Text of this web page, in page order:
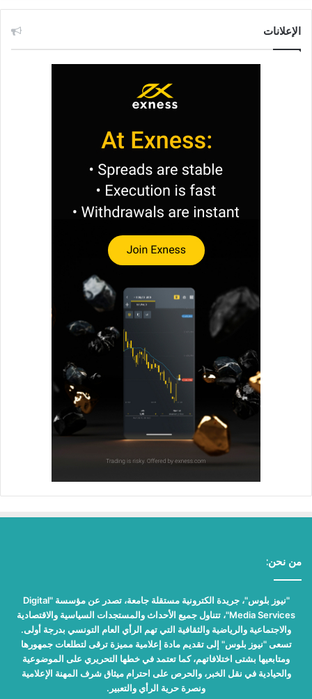
الإعلانات
من نحن:
"نيوز بلوس"، جريدة الكترونية مستقلة جامعة، تصدر عن مؤسسة "Digital
Media Services"، تتناول جميع الأحداث والمستجدات السياسية والاقتصادية
والاجتماعية والرياضية والثقافية التي تهم الرأي العام التونسي بدرجة أولى.
تسعى "نيوز بلوس" إلى تقديم مادة إعلامية مميزة ترقى لتطلعات جمهورها
ومتابعيها بشتى اختلافاتهم، كما تعتمد في خطها التحريري على الموضوعية
والحيادية في نقل الخبر، والحرص على احترام ميثاق شرف المهنة الإعلامية
ونصرة حرية الرأي والتعبير.